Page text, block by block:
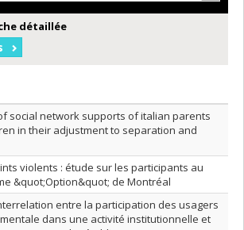
détaillée
en ordre décroissant
par titre en ordre décroissant
social network supports of italian parents
in their adjustment to separation and
violents : étude sur les participants au
&quot;Option&quot; de Montréal
entre la participation des usagers
dans une activité institutionnelle et